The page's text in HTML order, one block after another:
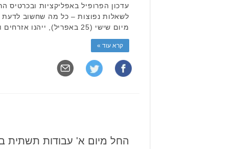
עדכון הפרופיל באפליקציות ובכרטיס
לשאלות נפוצות – כל מה שחשוב לדעת
מיום שישי (25 באפריל), ייהנו אזרחים ותיקים מגיל 67 מנסיעה …
קרא עוד »
החל מיום א' עבודות תשתית